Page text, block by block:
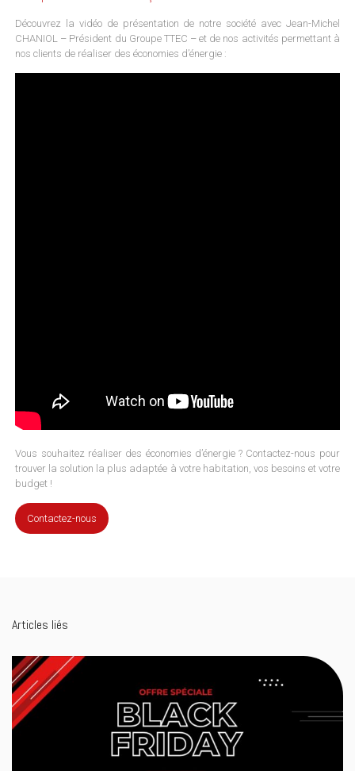
Découvrez la vidéo de présentation de notre société avec Jean-Michel
CHANIOL – Président du Groupe TTEC – et de nos activités permettant à
nos clients de réaliser des économies d’énergie :
Vous souhaitez réaliser des économies d’énergie ? Contactez-nous pour
trouver la solution la plus adaptée à votre habitation, vos besoins et votre
budget !
Contactez-nous
Articles liés